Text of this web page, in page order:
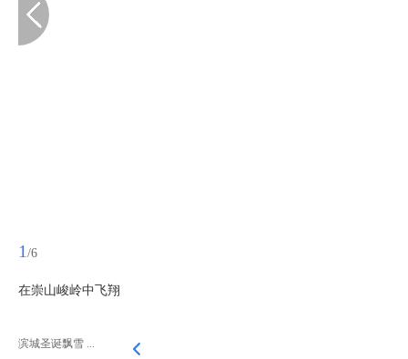
1 /6
在崇山峻岭中飞翔
滨城圣诞飘雪 ...